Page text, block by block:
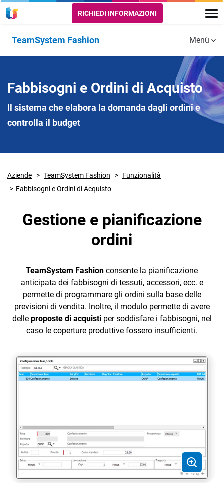
CRM
Ecommerce
Fatturazione
Trust Services
TeamSystem Corporate
TeamSystem Store
RICHIEDI INFORMAZIONI
TeamSystem Fashion
PRODUZIONE
Rientro prodotti
Controllo pezze
Logistica
Fabbisogni e
Ordini di
Acquisto
Negozi
Qualità
Produzione e
e Ufficio Stile
e Finanza
CRM Moda e
Business
Intelligence
STRUMENTI
E
SUPPORTO
Sales
Menù
Fabbisogni e Ordini di Acquisto
Il sistema che elabora la domanda dagli ordini e
controlla il budget
Aziende TeamSystem Fashion
Funzionalità
Fabbisogni e Ordini di Acquisto
Gestione e pianificazione
ordini
TeamSystem Fashion consente la pianificazione
anticipata dei fabbisogni di tessuti, accessori, ecc. e
permette di programmare gli ordini sulla base delle
previsioni di vendita. Inoltre, il modulo permette di avere
delleproposte di acquistiper soddisfare i fabbisogni, nel
caso le coperture produttive fossero insufficienti.